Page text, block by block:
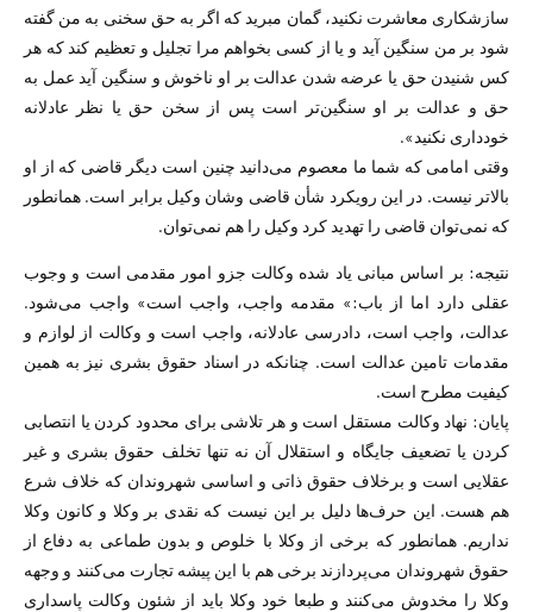
سازشکاری معاشرت نکنید، گمان مبرید که اگر به حق سخنی به من گفته
شود بر من سنگین آید و یا از کسی بخواهم مرا تجلیل و تعظیم کند که هر
کس شنیدن حق یا عرضه شدن عدالت بر او ناخوش و سنگین آید عمل به
حق و عدالت بر او سنگین‌تر است پس از سخن حق یا نظر عادلانه
خودداری نکنید».
وقتی امامی که شما ما معصوم می‌دانید چنین است دیگر قاضی که از او
بالا‌تر نیست. در این رویکرد شأن قاضی وشان وکیل برابر است. همانطور
که نمی‌توان قاضی را تهدید کرد وکیل را هم نمی‌توان.
نتیجه: بر اساس مبانی یاد شده وکالت جزو امور مقدمی است و وجوب
عقلی دارد اما از باب:» مقدمه واجب، واجب است» واجب می‌شود.
عدالت، واجب است، دادرسی عادلانه، واجب است و وکالت از لوازم و
مقدمات تامین عدالت است. چنانکه در اسناد حقوق بشری نیز به همین
کیفیت مطرح است.
پایان: نهاد وکالت مستقل است و هر تلاشی برای محدود کردن یا انتصابی
کردن یا تضعیف جایگاه و استقلال آن نه تنها تخلف حقوق بشری و غیر
عقلایی است و برخلاف حقوق ذاتی و اساسی شهروندان که خلاف شرع
هم هست. این حرف‌ها دلیل بر این نیست که نقدی بر وکلا و کانون وکلا
نداریم. همانطور که برخی از وکلا با خلوص و بدون طماعی به دفاع از
حقوق شهروندان می‌پردازند برخی هم با این پیشه تجارت می‌کنند و وجهه
وکلا را مخدوش می‌کنند و طبعا خود وکلا باید از شئون وکالت پاسداری